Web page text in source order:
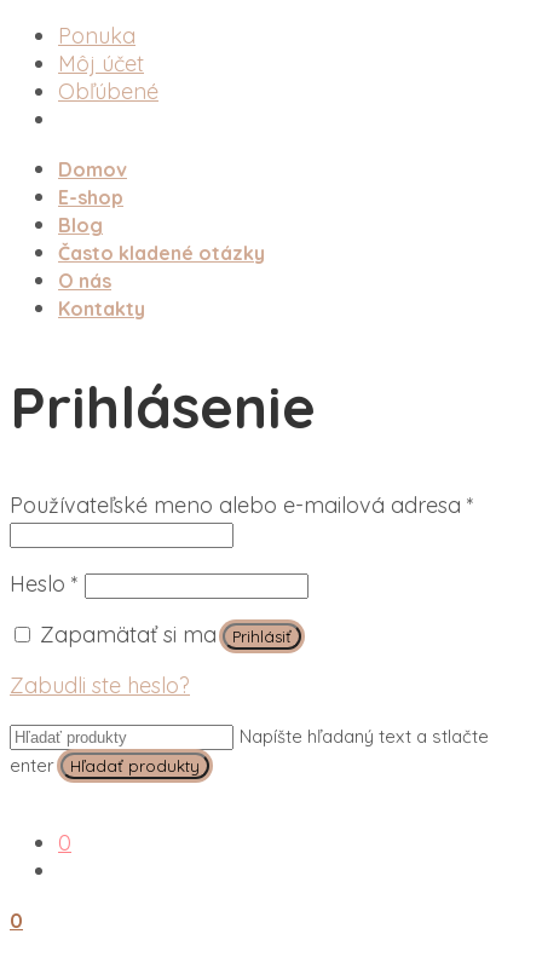
Ponuka
Môj účet
Obľúbené
Domov
E-shop
Blog
Často kladené otázky
O nás
Kontakty
Prihlásenie
Používateľské meno alebo e-mailová adresa *
Heslo * Povinné
Zapamätať si ma
Prihlásiť
Zabudli ste heslo?
Napíšte hľadaný text a stlačte
enter
0
0